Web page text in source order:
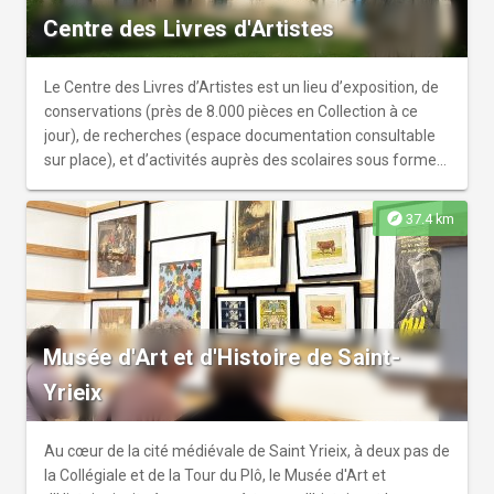
d’archives reçus de différentes personnes. Les membres
passionnés de l’association animent des visites guidées,
documentées par des témoignages, des images et objets
d’époque.
Centre des Livres d'Artistes
Le Centre des Livres d’Artistes est un lieu d’exposition, de
conservations (près de 8.000 pièces en Collection à ce
jour), de recherches (espace documentation consultable
sur place), et d’activités auprès des scolaires sous forme
également des artistes en résidence, des étudiants en
Arts lors de Workshops, des groupes sur rendez-vous. Il
possède un petit coin librairie avec ses livres d’artistes
(dépot-ventes et ses propres publications).
explore 37.4 km
Musée d'Art et d'Histoire de Saint-
Yrieix
Au cœur de la cité médiévale de Saint Yrieix, à deux pas de
la Collégiale et de la Tour du Plô, le Musée d'Art et